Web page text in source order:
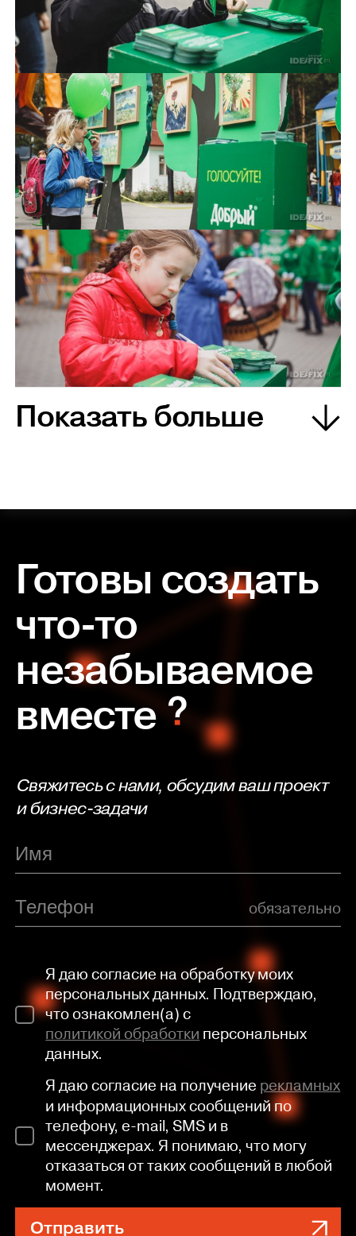
Показать больше
Готовы создать
что-то
незабываемое
вместе
Свяжитесь с нами, обсудим ваш проект
и бизнес-задачи
обязательно
Я даю согласие на обработку моих
персональных данных. Подтверждаю,
что ознакомлен(а) с
политикой обработкиперсональных
данных.
Я даю согласие на получение рекламных
и информационных сообщений по
телефону, e-mail, SMS и в
мессенджерах. Я понимаю, что могу
отказаться от таких сообщений в любой
момент.
Отправить